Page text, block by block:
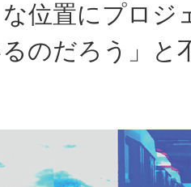
位置にプロジ
のだろう」と